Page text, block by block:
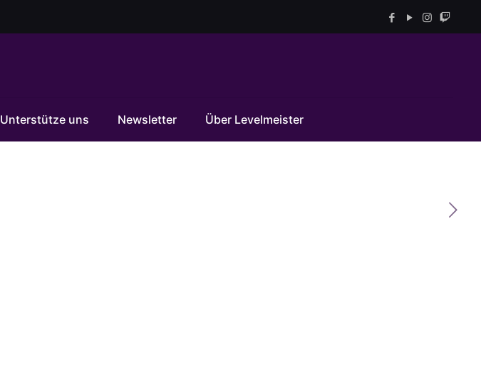
Unterstütze uns Newsletter Über Levelmeister